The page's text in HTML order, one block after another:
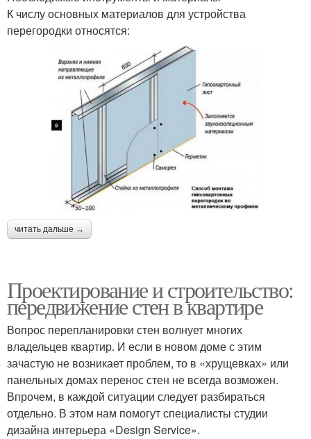
К числу основных материалов для устройства
перегородки относятся:
читать дальше →
Проектирование и строительство:
передвижение стен в квартире
Вопрос перепланировки стен волнует многих
владельцев квартир. И если в новом доме с этим
зачастую не возникает проблем, то в «хрущевках» или
панельных домах перенос стен не всегда возможен.
Впрочем, в каждой ситуации следует разбираться
отдельно. В этом нам помогут специалисты студии
дизайна интерьера «Design Service».